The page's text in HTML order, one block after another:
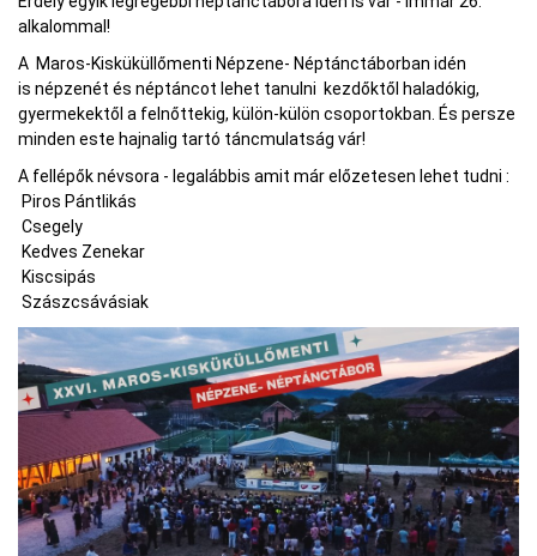
alkalommal!
A Maros-Kisküküllőmenti Népzene- Néptánctáborban idén
is népzenét és néptáncot lehet tanulni kezdőktől haladókig,
gyermekektől a felnőttekig, külön-külön csoportokban. És persze
minden este hajnalig tartó táncmulatság vár!
A fellépők névsora - legalábbis amit már előzetesen lehet tudni :
Piros Pántlikás
Csegely
Kedves Zenekar
Kiscsipás
Szászcsávásiak